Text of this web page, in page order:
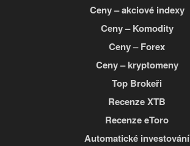
Ceny – akciové indexy
Ceny – Komodity
Ceny – Forex
Ceny – kryptomeny
Top Brokeři
Recenze XTB
Recenze eToro
Automatické investování